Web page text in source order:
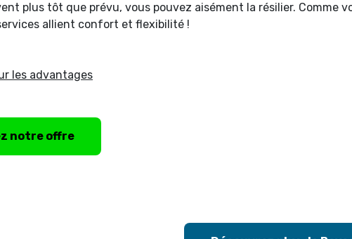
plus tôt que prévu, vous pouvez aisément la résilier. Comme
allient confort et flexibilité !
les advantages
notre offre